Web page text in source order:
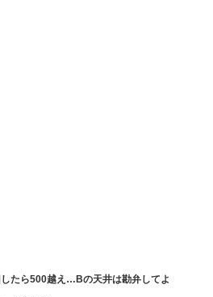
たら500越え…Bの天井は勘弁してよ